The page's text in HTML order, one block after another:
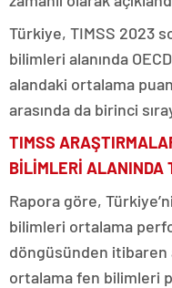
Türkiye, TIMSS 2023
bilimleri alanında
alandaki ortalama
arasında da birinci
TIMSS
BİLİMLERİ ALANINDA
Rapora göre,
bilimleri ortalama
döngüsünden itibaren
ortalama fen bilimleri